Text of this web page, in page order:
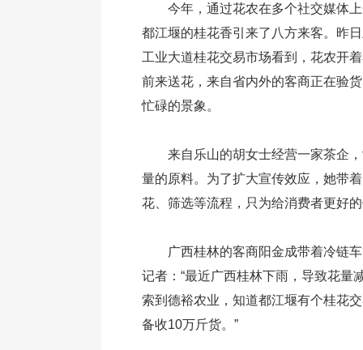
今年，通过花农在多个社交媒体
都江堰的桂花香引来了八方来客。昨
工业大道桂花交易市场看到，花农开
前来送花，来自省内外的客商正在验
忙碌的景象。
来自乐山的胡女士经营一家茶企
量的原料。为了扩大宣传效应，她带
花、筛选等流程，只为给消费者更好
广西桂林的客商阳金成带着冷链
记者：“最近广西桂林下雨，导致花量
索到德裕农业，知道都江堰有个桂花
备收10万斤货。”